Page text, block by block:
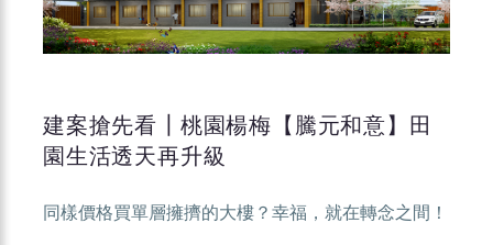
建案搶先看┃桃園楊梅【騰元和意】田
園生活透天再升級
同樣價格買單層擁擠的大樓？幸福，就在轉念之間！